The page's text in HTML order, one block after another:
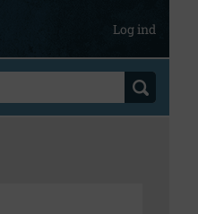
Log ind